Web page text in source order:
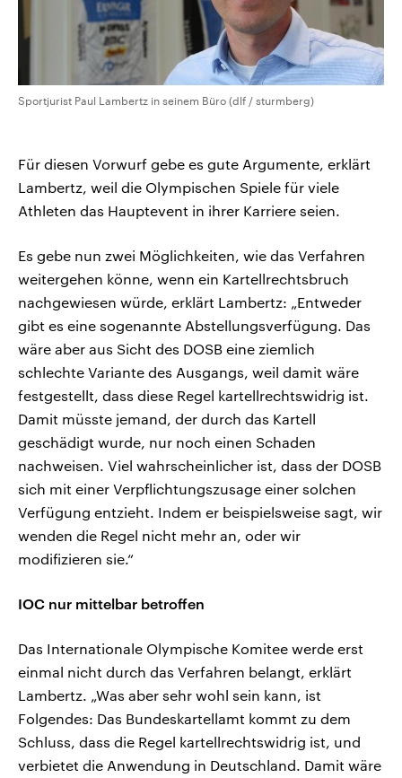
Sportjurist Paul Lambertz in seinem Büro (dlf / sturmberg)
Für diesen Vorwurf gebe es gute Argumente, erklärt
Lambertz, weil die Olympischen Spiele für viele
Athleten das Hauptevent in ihrer Karriere seien.
Es gebe nun zwei Möglichkeiten, wie das Verfahren
weitergehen könne, wenn ein Kartellrechtsbruch
nachgewiesen würde, erklärt Lambertz: „Entweder
gibt es eine sogenannte Abstellungsverfügung. Das
wäre aber aus Sicht des DOSB eine ziemlich
schlechte Variante des Ausgangs, weil damit wäre
festgestellt, dass diese Regel kartellrechtswidrig ist.
Damit müsste jemand, der durch das Kartell
geschädigt wurde, nur noch einen Schaden
nachweisen. Viel wahrscheinlicher ist, dass der DOSB
sich mit einer Verpflichtungszusage einer solchen
Verfügung entzieht. Indem er beispielsweise sagt, wir
wenden die Regel nicht mehr an, oder wir
modifizieren sie.“
IOC nur mittelbar betroffen
Das Internationale Olympische Komitee werde erst
einmal nicht durch das Verfahren belangt, erklärt
Lambertz. „Was aber sehr wohl sein kann, ist
Folgendes: Das Bundeskartellamt kommt zu dem
Schluss, dass die Regel kartellrechtswidrig ist, und
verbietet die Anwendung in Deutschland. Damit wäre